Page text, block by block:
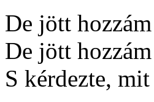
De jött
De jött
S kérdezte,